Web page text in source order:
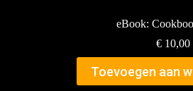
eBook:
€ 10,00
Toevoegen aan